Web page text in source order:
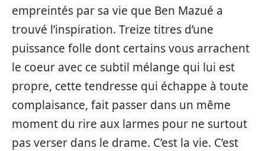
empreintés par sa vie que Ben Mazué a
trouvé l’inspiration. Treize titres d’une
puissance folle dont certains vous arrachent
le coeur avec ce subtil mélange qui lui est
propre, cette tendresse qui échappe à toute
complaisance, fait passer dans un même
moment du rire aux larmes pour ne surtout
pas verser dans le drame. C’est la vie. C’est